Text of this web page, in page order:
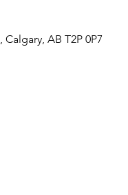
AB T2P 0P7